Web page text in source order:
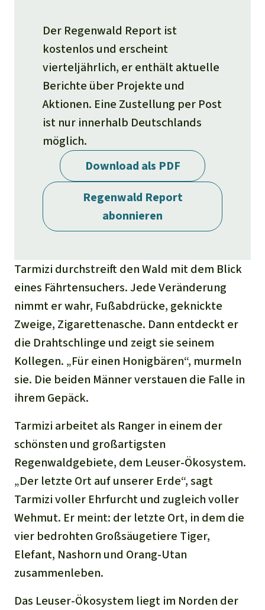
Gold
Fleisch und Soja
Landraub
Wilderei
Staudämme
Straßen
Zement und Beton
Transparenz
Português
Indonesia
Schutz von Indigenen
Afrika
Lateinamerika
Der Regenwald Report ist
kostenlos und erscheint
vierteljährlich, er enthält aktuelle
Berichte über Projekte und
Aktionen. Eine Zustellung per Post
ist nur innerhalb Deutschlands
möglich.
Download als PDF
Regenwald Report
abonnieren
Tarmizi durchstreift den Wald mit dem Blick
eines Fährtensuchers. Jede Veränderung
nimmt er wahr, Fußabdrücke, geknickte
Zweige, Zigarettenasche. Dann entdeckt er
die Drahtschlinge und zeigt sie seinem
Kollegen. „Für einen Honigbären“, murmeln
sie. Die beiden Männer verstauen die Falle in
ihrem Gepäck.
Tarmizi arbeitet als Ranger in einem der
schönsten und großartigsten
Regenwaldgebiete, dem Leuser-Ökosystem.
„Der letzte Ort auf unserer Erde“, sagt
Tarmizi voller Ehrfurcht und zugleich voller
Wehmut. Er meint: der letzte Ort, in dem die
vier bedrohten Großsäugetiere Tiger,
Elefant, Nashorn und Orang-Utan
zusammenleben.
Das Leuser-Ökosystem liegt im Norden der